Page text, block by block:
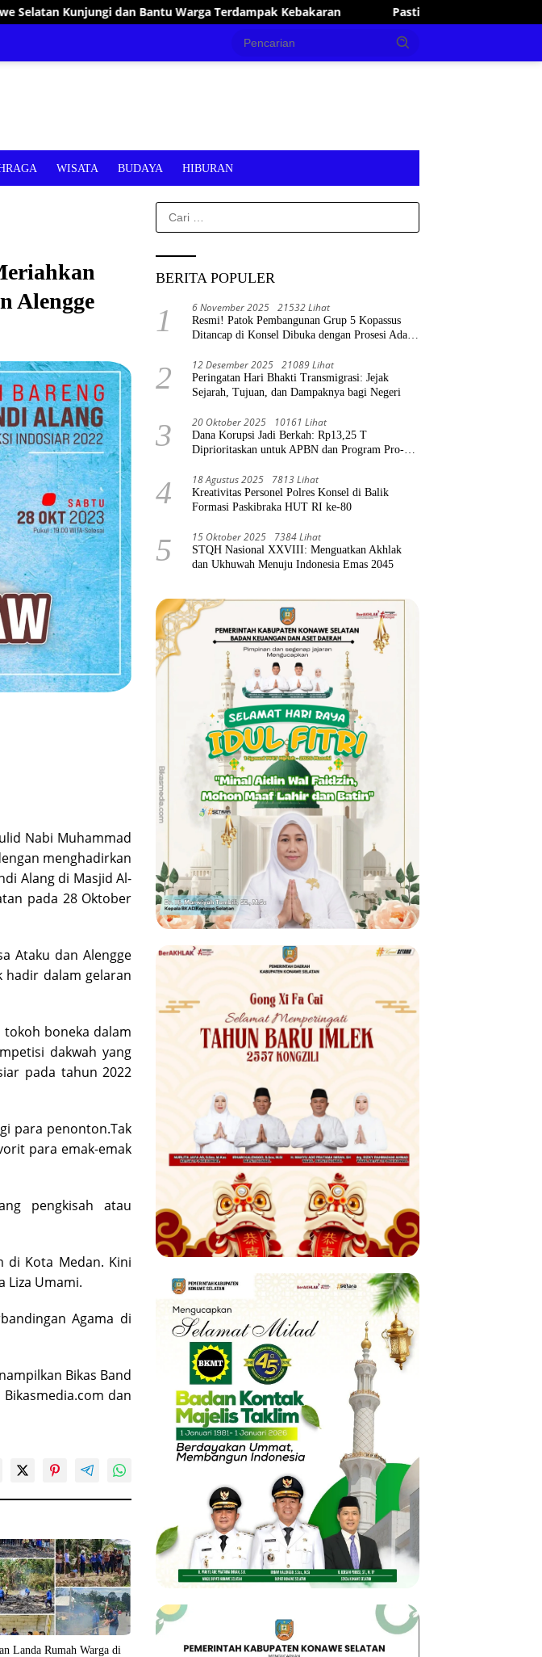
Warga Terdampak Kebakaran Pastikan Pelayanan Publik Optimal, Irham Kalenggo
WISATA BUDAYA HIBURAN
Alengge
Nabi Muhammad
menghadirkan
Alang di Masjid Al-
pada 28 Oktober
Ataku dan Alengge
hadir dalam gelaran
tokoh boneka dalam
dakwah yang
pada tahun 2022
para penonton.Tak
para emak-emak
pengkisah atau
di Kota Medan. Kini
Liza Umami.
Agama di
Bikas Band
dan
Landa Rumah Warga di
Cari
untuk:
BERITA POPULER
1 6 November 2025 21532 Lihat
Resmi! Patok Pembangunan Grup 5 Kopassus
Ditancap di Konsel Dibuka dengan Prosesi Adat
2 12 Desember 2025 21089 Lihat
Peringatan Hari Bhakti Transmigrasi: Jejak
Sejarah, Tujuan, dan Dampaknya bagi Negeri
3 20 Oktober 2025 10161 Lihat
Dana Korupsi Jadi Berkah: Rp13,25 T
Diprioritaskan untuk APBN dan Program Pro-
4 18 Agustus 2025 7813 Lihat
Kreativitas Personel Polres Konsel di Balik
Formasi Paskibraka HUT RI ke-80
5 15 Oktober 2025 7384 Lihat
STQH Nasional XXVIII: Menguatkan Akhlak
dan Ukhuwah Menuju Indonesia Emas 2045